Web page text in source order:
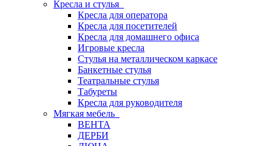
Кресла и стулья
Кресла для оператора
Кресла для посетителей
Кресла для домашнего офиса
Игровые кресла
Стулья на металлическом каркасе
Банкетные стулья
Театральные стулья
Табуреты
Кресла для руководителя
Мягкая мебель
ВЕНТА
ДЕРБИ